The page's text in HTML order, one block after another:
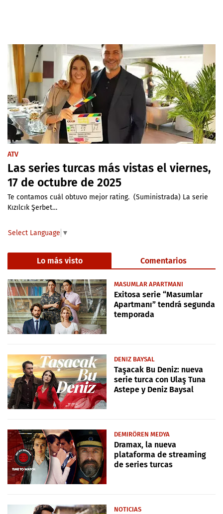
ATV
Las series turcas más vistas el viernes,
17 de octubre de 2025
Te contamos cuál obtuvo mejor rating. (Suministrada) La serie
Kızılcık Şerbet…
Select Language ▼
Lo más visto Comentarios
MASUMLAR APARTMANI
Exitosa serie “Masumlar
Apartmanı” tendrá segunda
temporada
DENIZ BAYSAL
Taşacak Bu Deniz: nueva
serie turca con Ulaş Tuna
Astepe y Deniz Baysal
DEMIRÖREN MEDYA
Dramax, la nueva
plataforma de streaming
de series turcas
NOTICIAS